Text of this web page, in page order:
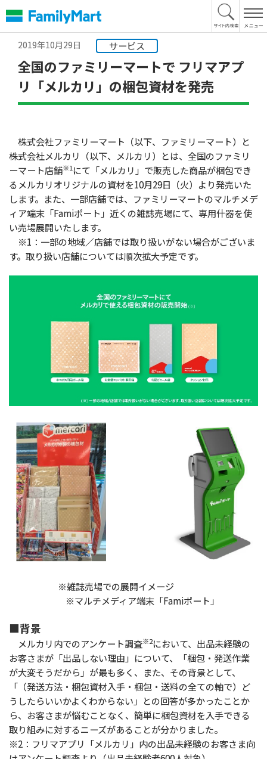
文
へ
2019年10月29日
サービス
全国のファミリーマートで フリマアプ
リ「メルカリ」の梱包資材を発売
株式会社ファミリーマート（以下、ファミリーマート）と
株式会社メルカリ（以下、メルカリ）とは、全国のファミリ
ーマート店舗※1にて「メルカリ」で販売した商品が梱包でき
るメルカリオリジナルの資材を10月29日（火）より発売いた
します。また、一部店舗では、ファミリーマートのマルチメデ
ィア端末「Famiポート」近くの雑誌売場にて、専用什器を使
い売場展開いたします。
※1：一部の地域／店舗では取り扱いがない場合がございま
す。取り扱い店舗については順次拡大予定です。
※雑誌売場での展開イメージ
※マルチメディア端末「Famiポート」
■背景
メルカリ内でのアンケート調査※2において、出品未経験の
お客さまが「出品しない理由」について、「梱包・発送作業
が大変そうだから」が最も多く、また、その背景として、
「（発送方法・梱包資材入手・梱包・送料の全ての軸で）ど
うしたらいいかよくわからない」との回答が多かったことか
ら、お客さまが悩むことなく、簡単に梱包資材を入手できる
取り組みに対するニーズがあることが分かりました。
※2：フリマアプリ「メルカリ」内の出品未経験のお客さま向